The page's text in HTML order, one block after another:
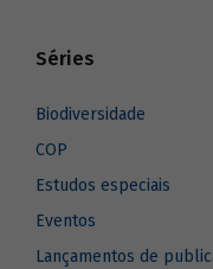
Séries
Biodiversidade
COP
Estudos especiais
Eventos
Lançamentos de